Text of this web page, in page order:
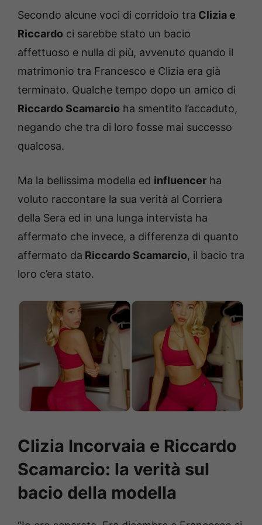
Secondo alcune voci di corridoio tra Clizia e
Riccardo ci sarebbe stato un bacio
affettuoso e nulla di più, avvenuto quando il
matrimonio tra Francesco e Clizia era già
terminato. Qualche tempo dopo un amico di
Riccardo Scamarcio ha smentito l’accaduto,
negando che tra di loro fosse mai successo
qualcosa.
Ma la bellissima modella ed influencer ha
voluto raccontare la sua verità al Corriera
della Sera ed in una lunga intervista ha
affermato che invece, a differenza di quanto
affermato da Riccardo Scamarcio, il bacio tra
loro c’era stato.
Clizia Incorvaia e Riccardo
Scamarcio: la verità sul
bacio della modella